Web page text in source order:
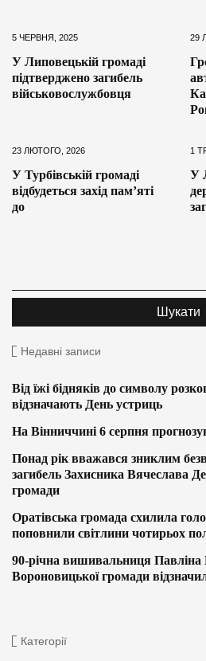
5 ЧЕРВНЯ, 2025
У Липовецькій громаді
підтверджено загибель
військовослужбовця
29
23 ЛЮТОГО, 2026
У Турбівській громаді
відбудеться захід пам’яті
до
1
У
Недавні записи
Від їжі бідняків до символу
відзначають День устриць
На Вінниччині 6 серпня
Понад рік вважався зниклим
загибель Захисника Вячеслава
громади
Оратівська громада схилила
поповнили світлини чотирьох
90-річна вишивальниця Павліна
Вороновицької громади
Категорії